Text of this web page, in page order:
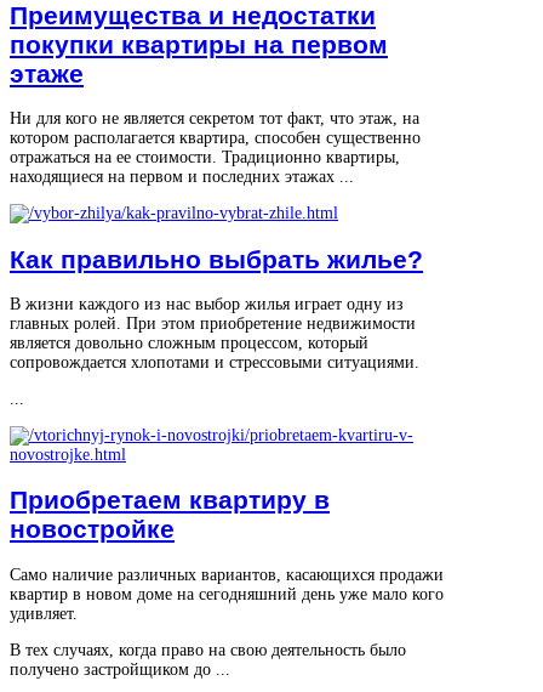
Преимущества и недостатки
покупки квартиры на первом
этаже
Ни для кого не является секретом тот факт, что этаж, на
котором располагается квартира, способен существенно
отражаться на ее стоимости. Традиционно квартиры,
находящиеся на первом и последних этажах ...
Как правильно выбрать жилье?
В жизни каждого из нас выбор жилья играет одну из
главных ролей. При этом приобретение недвижимости
является довольно сложным процессом, который
сопровождается хлопотами и стрессовыми ситуациями.
...
Приобретаем квартиру в
новостройке
Само наличие различных вариантов, касающихся продажи
квартир в новом доме на сегодняшний день уже мало кого
удивляет.
В тех случаях, когда право на свою деятельность было
получено застройщиком до ...